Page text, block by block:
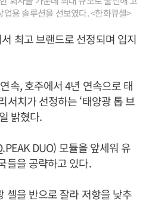
용 솔루션을 선보였다. <한화큐셀>
최고 브랜드로 선정되며 입지
속, 호주에서 4년 연속으로 태
서치가 선정하는 ‘태양광 톱 브
밝혔다.
DUO) 모듈을 앞세워 유
들을 공략하고 있다.
셀을 반으로 잘라 저항을 낮추